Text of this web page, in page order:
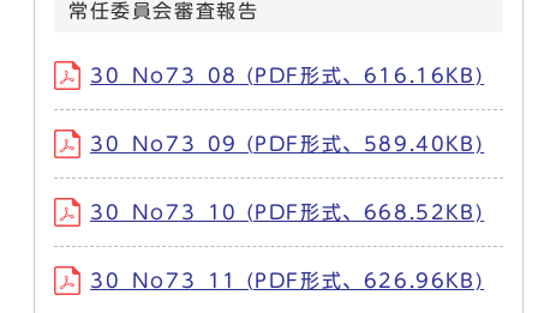
常任委員会審査報告
30_No73_08 (PDF形式、616.16KB)
30_No73_09 (PDF形式、589.40KB)
30_No73_10 (PDF形式、668.52KB)
30_No73_11 (PDF形式、626.96KB)